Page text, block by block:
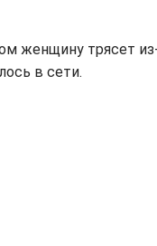
женщину трясет
в сети.